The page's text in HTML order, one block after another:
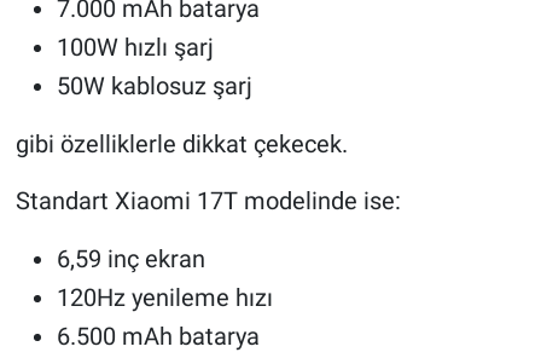
7.000 mAh batarya
100W hızlı şarj
50W kablosuz şarj
gibi özelliklerle dikkat çekecek.
Standart Xiaomi 17T modelinde ise:
6,59 inç ekran
120Hz yenileme hızı
6.500 mAh batarya